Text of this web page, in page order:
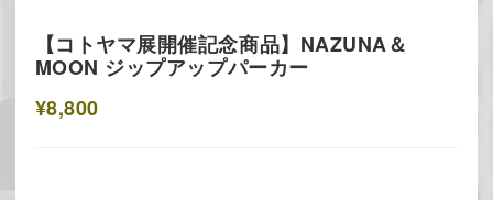
【コトヤマ展開催記念商品】NAZUNA＆
MOON ジップアップパーカー
¥8,800